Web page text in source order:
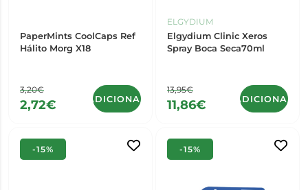
PaperMints CoolCaps Ref
Hálito Morg X18
3,20€
2,72€ ADICIONAR
ELGYDIUM
Elgydium Clinic Xeros
Spray Boca Seca70ml
13,95€
11,86€ ADICIONAR
-15% -15%